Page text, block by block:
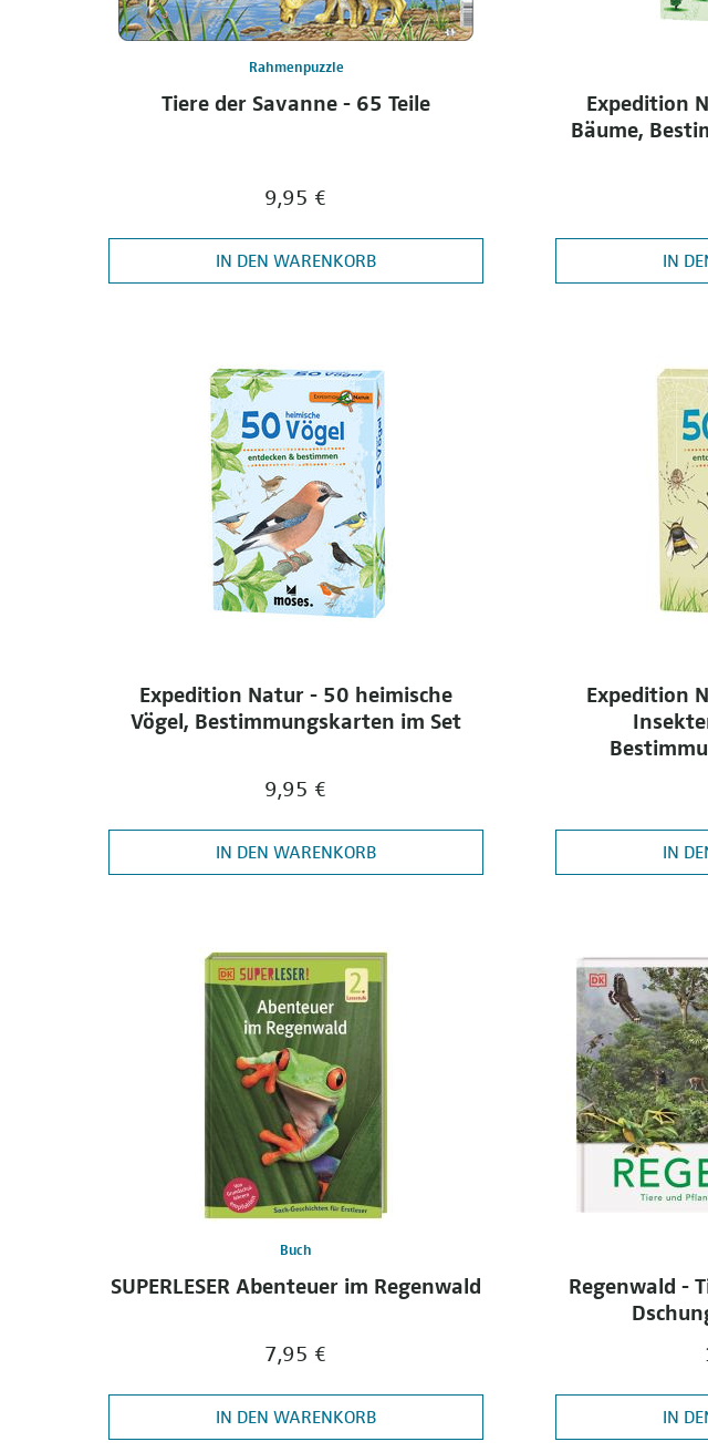
Rahmenpuzzle
Tiere der Savanne - 65 Teile
9,95 €
IN DEN WARENKORB
Expedition
Bäume,
IN
Expedition Natur - 50 heimische
Vögel, Bestimmungskarten im Set
9,95 €
IN DEN WARENKORB
Expedition
IN
Buch
SUPERLESER Abenteuer im Regenwald
7,95 €
IN DEN WARENKORB
Regenwald -
IN